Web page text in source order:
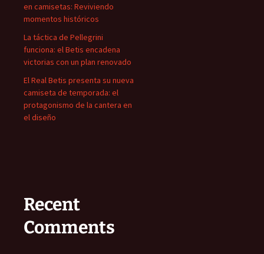
en camisetas: Reviviendo
momentos históricos
La táctica de Pellegrini
funciona: el Betis encadena
victorias con un plan renovado
El Real Betis presenta su nueva
camiseta de temporada: el
protagonismo de la cantera en
el diseño
Recent
Comments